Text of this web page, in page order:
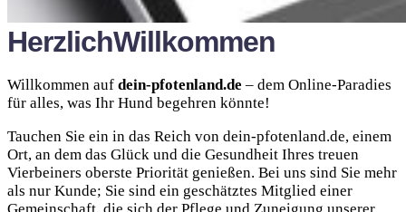
HerzlichWillkommen
Willkommen auf dein-pfotenland.de – dem Online-Paradies
für alles, was Ihr Hund begehren könnte!
Tauchen Sie ein in das Reich von dein-pfotenland.de, einem
Ort, an dem das Glück und die Gesundheit Ihres treuen
Vierbeiners oberste Priorität genießen. Bei uns sind Sie mehr
als nur Kunde; Sie sind ein geschätztes Mitglied einer